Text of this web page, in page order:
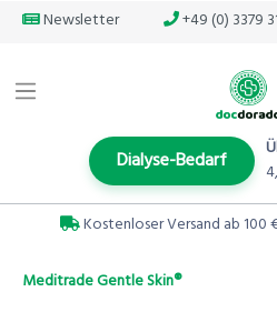
Newsletter +49 (0) 3379
Dialyse-Bedarf
Kostenloser Versand ab
Meditrade Gentle Skin®